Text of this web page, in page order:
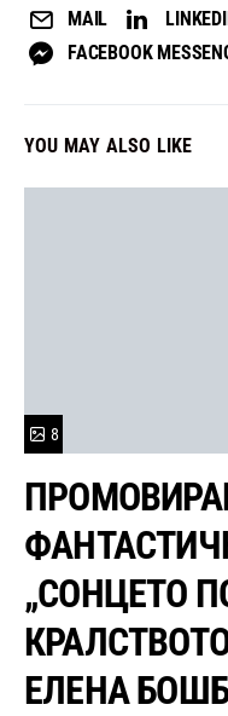
MAIL
FACEBOOK
YOU MAY ALSO LIKE
8
„СОНЦЕТО
ЕЛЕНА